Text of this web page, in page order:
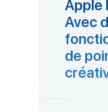
Apple
Avec
de